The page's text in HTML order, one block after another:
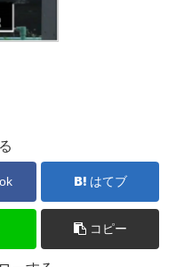
はてブ
コピー